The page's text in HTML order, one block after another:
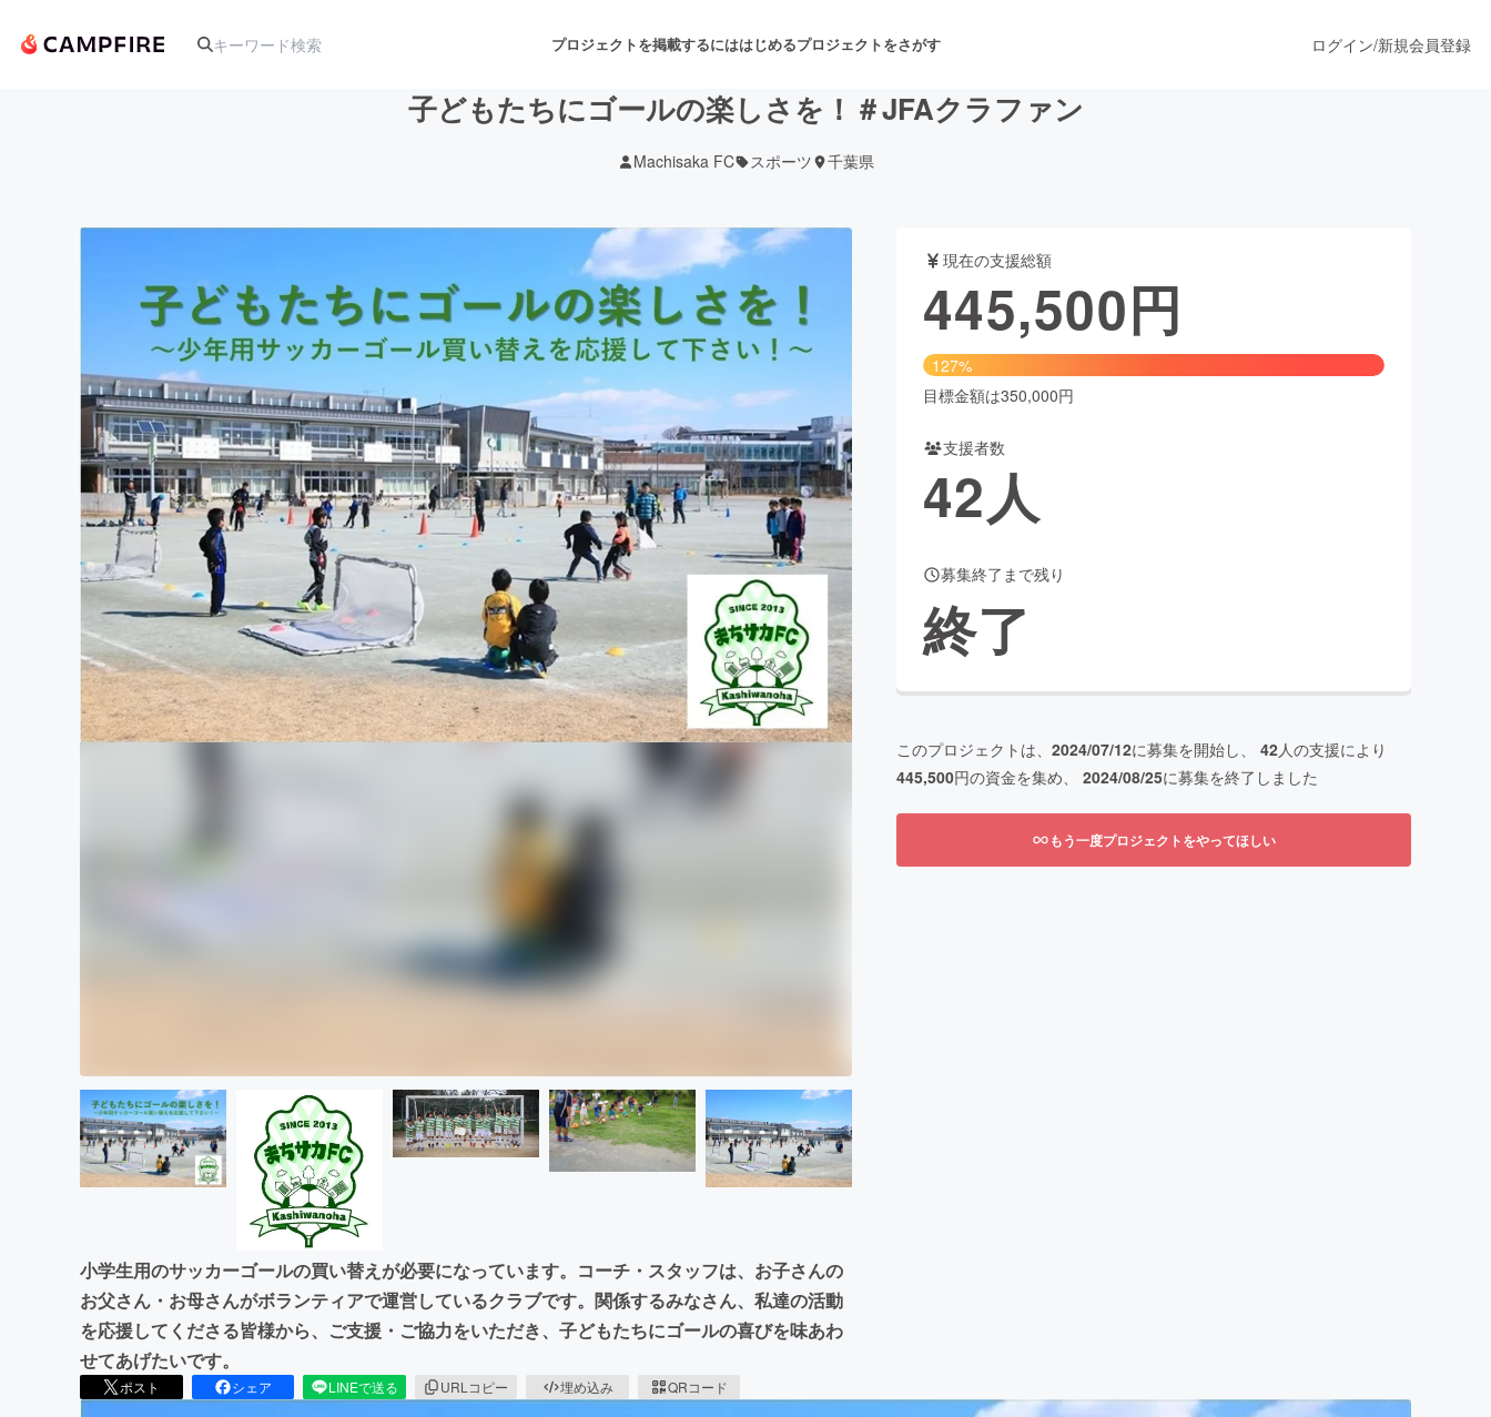
プロジェクトを掲載するにははじめるプロジェクトをさがす
舞台・パフォーマンス
テクノロジー・ガジェット ゲーム・サービス開発 ファッション
映像・映画 書籍・雑誌出版
ビジネス・起業 チャレンジ ビューティー・ヘルスケア
まちづくり・地域活性化
CAMPFIRE for Social GoodCAMPFIRE Creation
CAMPFIREふるさと納税machi-ya コミュニティ
ログイン/新規会員登録
子どもたちにゴールの楽しさを！＃JFAクラファン
Machisaka FC スポーツ 千葉県
小学生用のサッカーゴールの買い替えが必要になっています。コーチ・スタッフは、お子さんの
お父さん・お母さんがボランティアで運営しているクラブです。関係するみなさん、私達の活動
を応援してくださる皆様から、ご支援・ご協力をいただき、子どもたちにゴールの喜びを味あわ
せてあげたいです。
ポスト シェア LINEで送る URLコピー 埋め込み QRコード
現在の支援総額
445,500円
127%
目標金額は350,000円
支援者数
42人
募集終了まで残り
終了
このプロジェクトは、 2024/07/12に募集を開始し、 42人の支援により
445,500円の資金を集め、 2024/08/25に募集を終了しました
もう一度プロジェクトをやってほしい